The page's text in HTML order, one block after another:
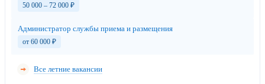
50 000 – 72 000 ₽
Администратор службы приема и размещения
от 60 000 ₽
Все летние вакансии